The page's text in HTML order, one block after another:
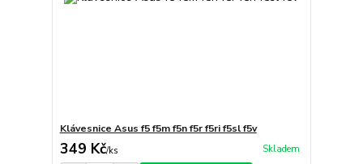
Klávesnice Asus f5 f5m f5n f5r f5ri f5sl f5v
349 Kč/ks Skladem